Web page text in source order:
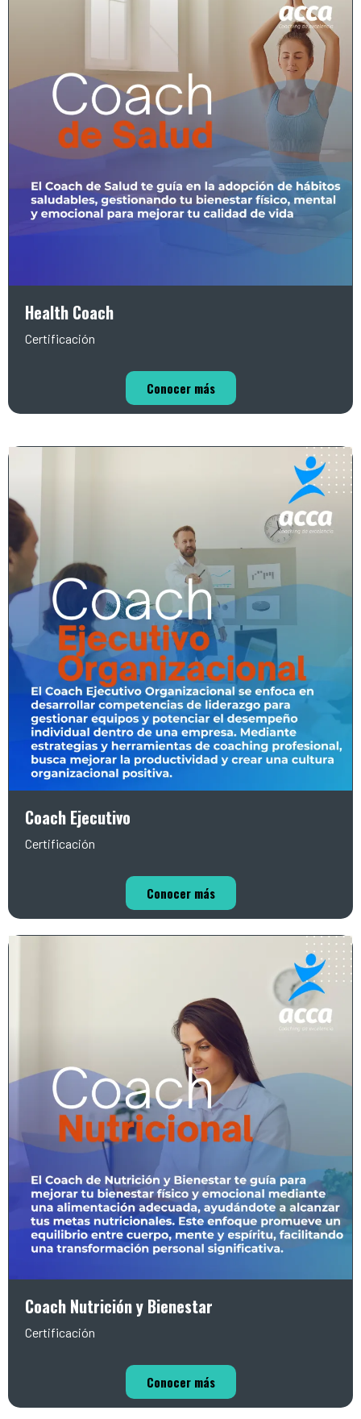
Health Coach
Certificación
Conocer más
Coach Ejecutivo
Certificación
Conocer más
Coach Nutrición y Bienestar
Certificación
Conocer más